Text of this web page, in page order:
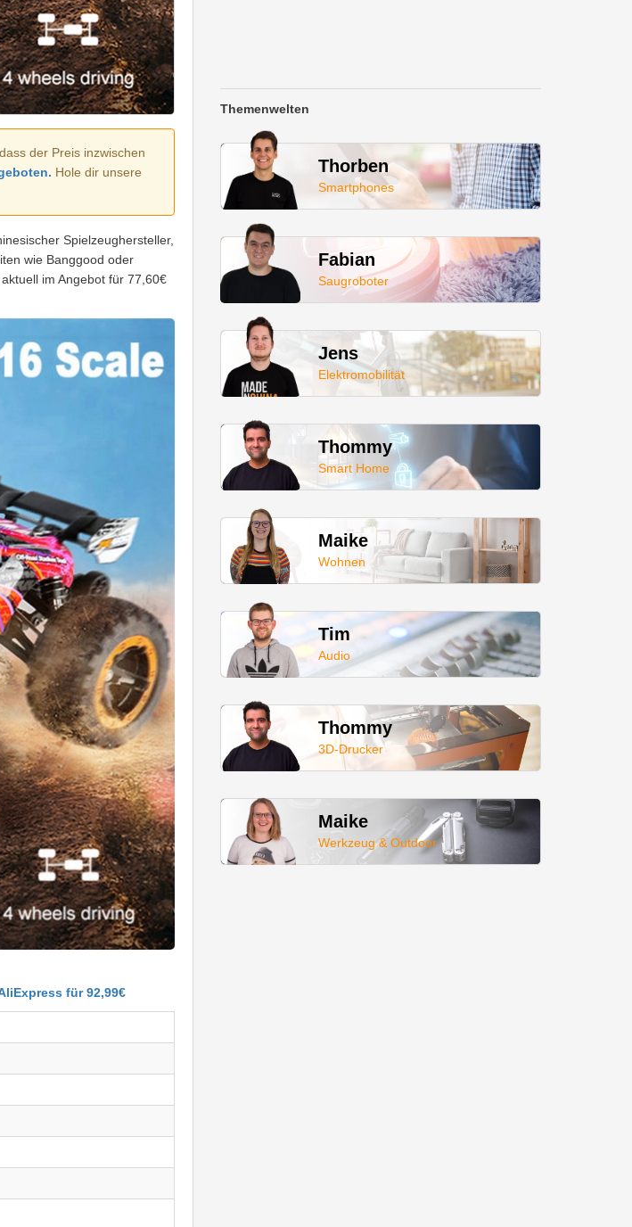
der Preis inzwischen
Hole dir unsere
Spielzeughersteller,
wie Banggood oder
im Angebot für 77,60€
für 92,99€
Themenwelten
Thorben
Smartphones
Fabian
Saugroboter
Jens
Elektromobilität
Thommy
Smart Home
Maike
Wohnen
Tim
Audio
Thommy
3D-Drucker
Maike
Werkzeug & Outdoor